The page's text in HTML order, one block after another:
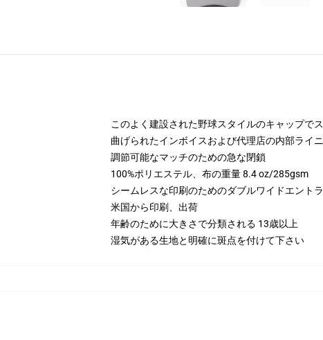
このよく建設された野球スタイルのキャップで
曲げられたインボイスおよび代理店の内部ライ
調節可能なマッチのための急な閉鎖
100%ポリエステル、布の重量 8.4 oz/285gsm
シームレスな印刷のためのダブルワイドエント
米国から印刷、出荷
年齢のために大きさで分類される 13歳以上
湿気がある生地と明確に斑点を付けて下さい